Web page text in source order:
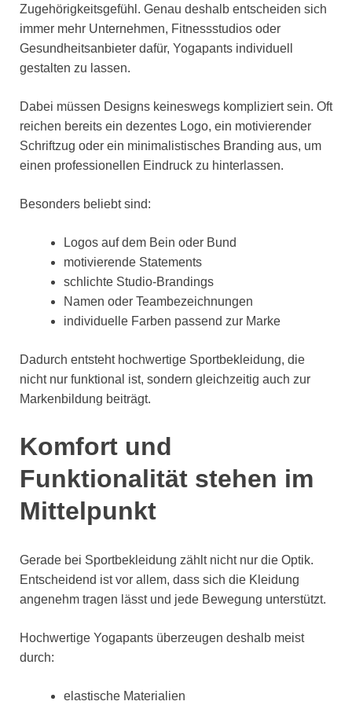
Zugehörigkeitsgefühl. Genau deshalb entscheiden sich
immer mehr Unternehmen, Fitnessstudios oder
Gesundheitsanbieter dafür, Yogapants individuell
gestalten zu lassen.
Dabei müssen Designs keineswegs kompliziert sein. Oft
reichen bereits ein dezentes Logo, ein motivierender
Schriftzug oder ein minimalistisches Branding aus, um
einen professionellen Eindruck zu hinterlassen.
Besonders beliebt sind:
Logos auf dem Bein oder Bund
motivierende Statements
schlichte Studio-Brandings
Namen oder Teambezeichnungen
individuelle Farben passend zur Marke
Dadurch entsteht hochwertige Sportbekleidung, die
nicht nur funktional ist, sondern gleichzeitig auch zur
Markenbildung beiträgt.
Komfort und
Funktionalität stehen im
Mittelpunkt
Gerade bei Sportbekleidung zählt nicht nur die Optik.
Entscheidend ist vor allem, dass sich die Kleidung
angenehm tragen lässt und jede Bewegung unterstützt.
Hochwertige Yogapants überzeugen deshalb meist
durch:
elastische Materialien